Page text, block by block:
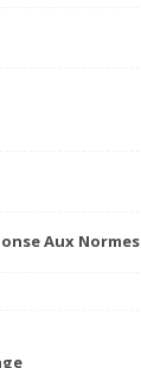
Aux Normes